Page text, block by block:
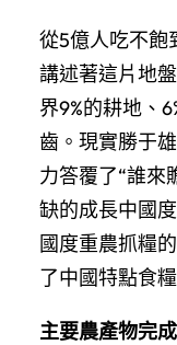
從5億人吃不飽
講述著這片地
界9%的耕地、
齒。現實勝于
力答覆了“誰來
缺的成長中國
國度重農抓糧
了中國特點食
主要農產物完